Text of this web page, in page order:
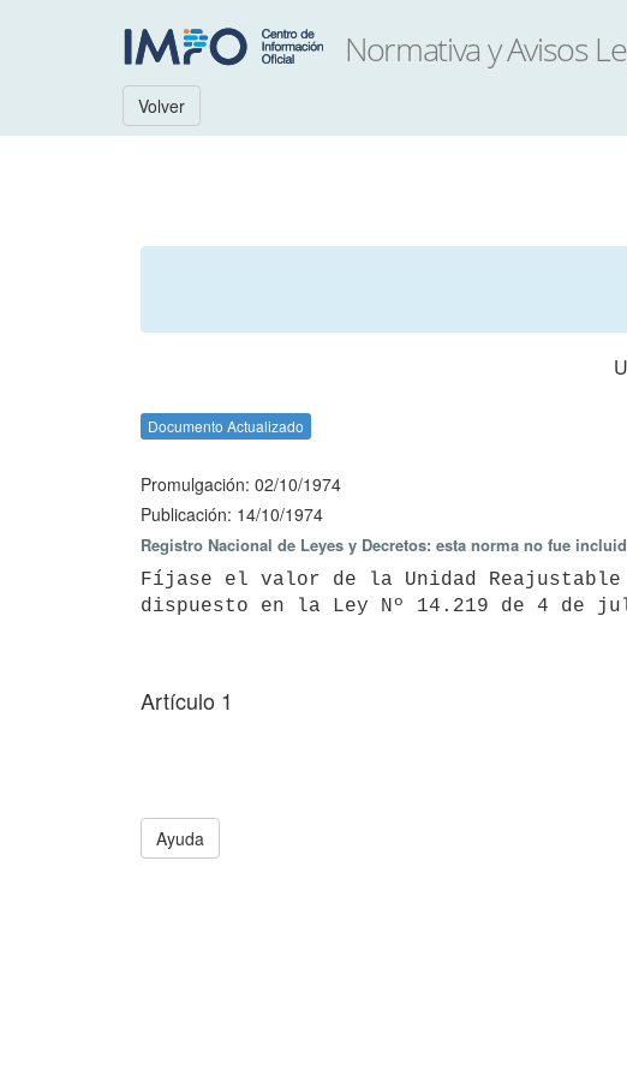
Volver
Documento Actualizado
Promulgación: 02/10/1974
Publicación: 14/10/1974
Registro Nacional de Leyes y Decretos: esta norma no fue
Fíjase el valor de la Unidad
dispuesto en la Ley Nº 14.219 de 4 de
Artículo 1
Ayuda